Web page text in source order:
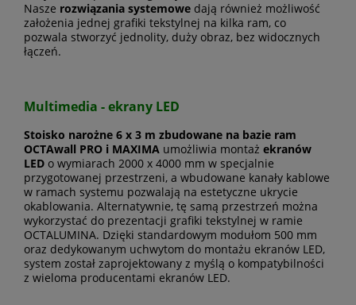
Nasze rozwiązania systemowe dają również możliwość
założenia jednej grafiki tekstylnej na kilka ram, co
pozwala stworzyć jednolity, duży obraz, bez widocznych
łączeń.
Multimedia - ekrany LED
Stoisko narożne 6 x 3 m zbudowane na bazie ram
OCTAwall PRO i MAXIMA umożliwia montaż ekranów
LED o wymiarach 2000 x 4000 mm w specjalnie
przygotowanej przestrzeni, a wbudowane kanały kablowe
w ramach systemu pozwalają na estetyczne ukrycie
okablowania. Alternatywnie, tę samą przestrzeń można
wykorzystać do prezentacji grafiki tekstylnej w ramie
OCTALUMINA. Dzięki standardowym modułom 500 mm
oraz dedykowanym uchwytom do montażu ekranów LED,
system został zaprojektowany z myślą o kompatybilności
z wieloma producentami ekranów LED.